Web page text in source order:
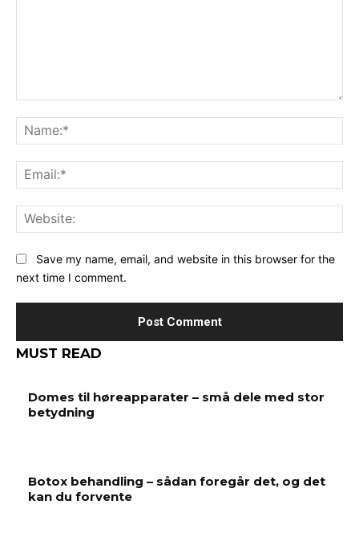
Save my name, email, and website in this browser for the
next time I comment.
MUST READ
Domes til høreapparater – små dele med stor
betydning
Botox behandling – sådan foregår det, og det
kan du forvente